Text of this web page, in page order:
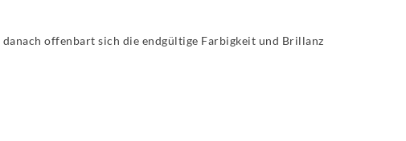
offenbart sich die endgültige Farbigkeit und Brillanz